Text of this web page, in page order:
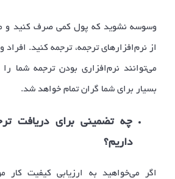
وسوسه نشوید که پول کمی صرف کنید و
از نرم‌افزارهای ترجمه، ترجمه کنید.
می‌توانند نرم‌افزاری بودن ترجمه شما
بسیار برای شما گران تمام خواهد شد.
چه تضمینی برای دریافت
داریم؟
اگر می‌خواهید به ارزیابی کیفیت